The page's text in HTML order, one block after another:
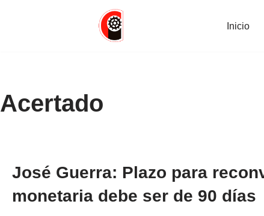
Inicio
Acertado
José Guerra: Plazo para
monetaria debe ser de 90 días